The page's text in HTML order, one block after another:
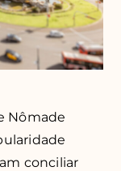
Nômade
conciliar